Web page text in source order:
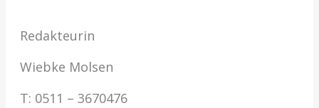
Redakteurin
Wiebke Molsen
T: 0511 – 3670476